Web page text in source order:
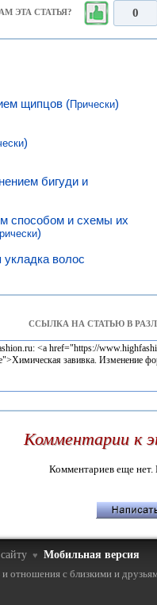
ЭТА СТАТЬЯ? 0
щипцов ( Прически)
)
бигуди и
способом и схемы их
)
волос
ССЫЛКА НА СТАТЬЮ В
Комментарии к
Комментариев еще
♥
Мобильная версия
отношения с близкими и